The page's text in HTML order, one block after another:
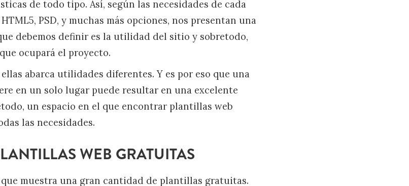
de todo tipo. Así, según las necesidades de cada
PSD, y muchas más opciones, nos presentan una
debemos definir es la utilidad del sitio y sobretodo,
ocupará el proyecto.
abarca utilidades diferentes. Y es por eso que una
en un solo lugar puede resultar en una excelente
un espacio en el que encontrar plantillas web
las necesidades.
WEB GRATUITAS
que muestra una gran cantidad de plantillas gratuitas.